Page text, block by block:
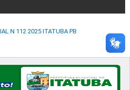
N 112 2025 ITATUBA PB